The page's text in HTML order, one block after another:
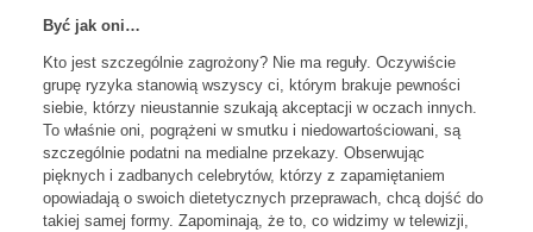
Być jak oni…
Kto jest szczególnie zagrożony? Nie ma reguły. Oczywiście
grupę ryzyka stanowią wszyscy ci, którym brakuje pewności
siebie, którzy nieustannie szukają akceptacji w oczach innych.
To właśnie oni, pogrążeni w smutku i niedowartościowani, są
szczególnie podatni na medialne przekazy. Obserwując
pięknych i zadbanych celebrytów, którzy z zapamiętaniem
opowiadają o swoich dietetycznych przeprawach, chcą dojść do
takiej samej formy. Zapominają, że to, co widzimy w telewizji,